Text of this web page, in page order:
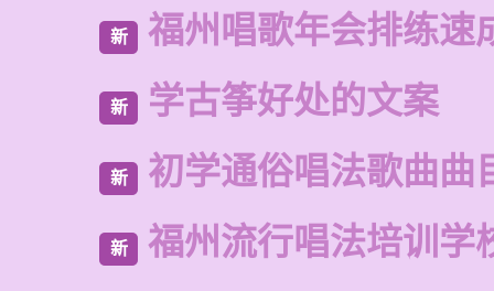
新 福州唱歌年会排练速
新 学古筝好处的文案
新 初学通俗唱法歌曲曲
新 福州流行唱法培训学